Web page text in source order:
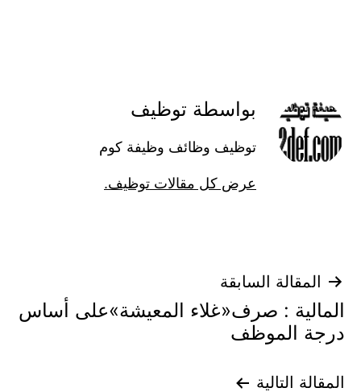
بواسطة توظيف
توظيف وظائف وظيفة كوم
عرض كل مقالات توظيف.
تصفّح
المقالات
المقالة السابقة
المالية : صرف«غلاء المعيشة»على أساس
درجة الموظف
المقالة التالية